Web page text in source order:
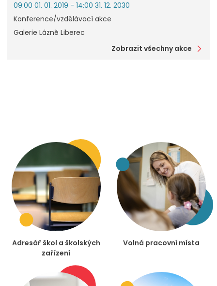
09:00 01. 01. 2019 - 14:00 31. 12. 2030
Konference/vzdělávací akce
Galerie Lázně Liberec
Zobrazit všechny akce
Adresář škol a školských
zařízení
Volná pracovní místa